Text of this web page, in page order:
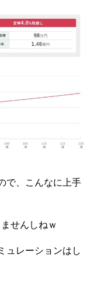
で、こんなに上手
せんしねｗ
ュレーションはし